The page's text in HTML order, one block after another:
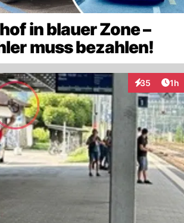
in blauer Zone –
muss bezahlen!
35
Interaktionen
1h